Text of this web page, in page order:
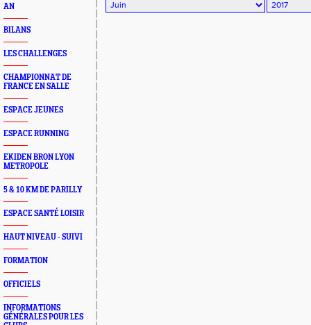
AN
BILANS
LES CHALLENGES
CHAMPIONNAT DE
FRANCE EN SALLE
ESPACE JEUNES
ESPACE RUNNING
EKIDEN BRON LYON
METROPOLE
5 & 10 KM DE PARILLY
ESPACE SANTÉ LOISIR
HAUT NIVEAU - SUIVI
FORMATION
OFFICIELS
INFORMATIONS
GÉNÉRALES POUR LES